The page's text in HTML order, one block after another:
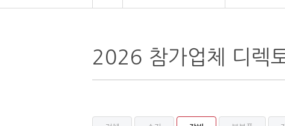
2026 참가업체 디렉